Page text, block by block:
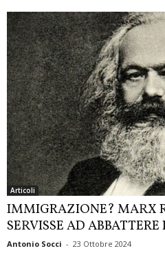
Articoli
IMMIGRAZIONE? MARX
SERVISSE AD
Antonio Socci - 23 Ottobre 2024